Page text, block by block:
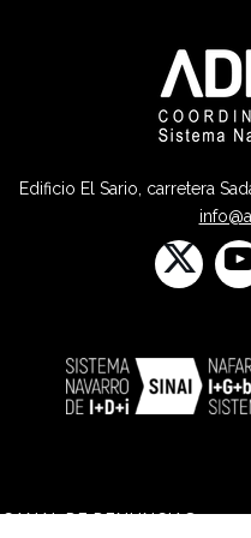
Edificio El Sario, carretera
CANAL DE DENUNCIAS